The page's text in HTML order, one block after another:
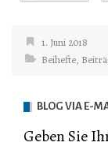
1. Juni 2018
Beihefte,
BLOG VIA E-
Geben Sie